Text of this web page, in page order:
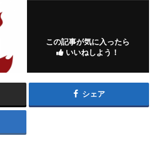
この記事が気に入ったら
いいねしよう！
シェア